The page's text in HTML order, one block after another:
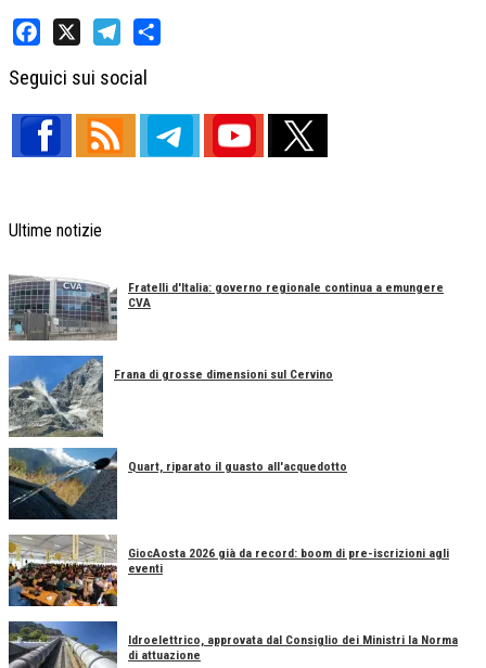
Seguici sui social
Ultime notizie
Fratelli d'Italia: governo regionale continua a emungere
CVA
Frana di grosse dimensioni sul Cervino
Quart, riparato il guasto all'acquedotto
GiocAosta 2026 già da record: boom di pre-iscrizioni agli
eventi
Idroelettrico, approvata dal Consiglio dei Ministri la Norma
di attuazione